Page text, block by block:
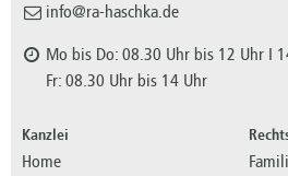
info@ra-haschka.de
Mo bis Do: 08.30 Uhr bis 12 Uhr I
Fr: 08.30 Uhr bis 14 Uhr
Kanzlei
Home